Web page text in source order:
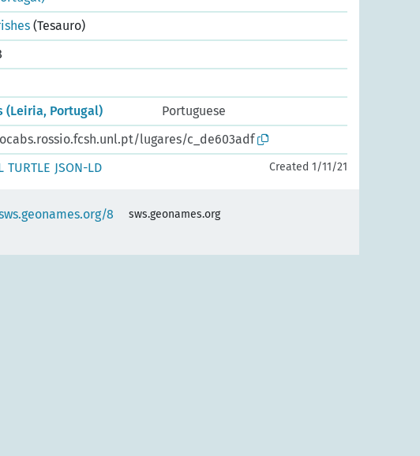
(Tesauro)
(Leiria, Portugal)
Portuguese
lugares/c_de603adf
TURTLE JSON-LD Created 1/11/21
8
sws.geonames.org